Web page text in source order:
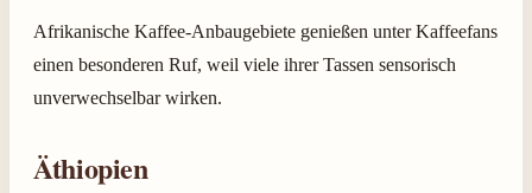
Afrikanische Kaffee-Anbaugebiete genießen unter Kaffeefans
einen besonderen Ruf, weil viele ihrer Tassen sensorisch
unverwechselbar wirken.
Äthiopien